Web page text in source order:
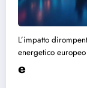
L’impatto
energetico europeo
e